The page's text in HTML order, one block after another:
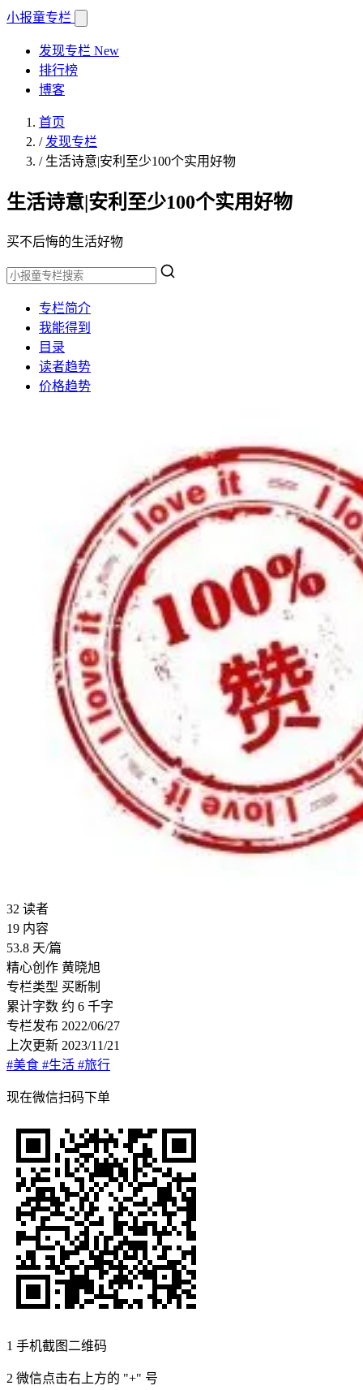
小报童专栏
发现专栏 New
排行榜
博客
首页
/ 发现专栏
/ 生活诗意|安利至少100个实用好物
生活诗意|安利至少100个实用好物
买不后悔的生活好物
专栏简介
我能得到
目录
读者趋势
价格趋势
32 读者
19 内容
53.8 天/篇
精心创作 黄晓旭
专栏类型 买断制
累计字数 约 6 千字
专栏发布 2022/06/27
上次更新 2023/11/21
#美食 #生活 #旅行
现在微信扫码下单
1 手机截图二维码
2 微信点击右上方的 "+" 号